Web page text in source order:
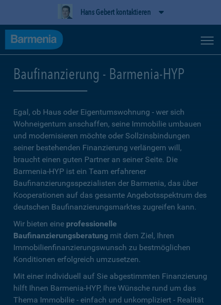
Hans Gebert kontaktieren
Baufinanzierung - Barmenia-HYP
Egal, ob Haus oder Eigentumswohnung - wer sich
Wohneigentum anschaffen, seine Immobilie umbauen
und modernisieren möchte oder Sollzinsbindungen
seiner bestehenden Finanzierung verlängern will,
braucht einen guten Partner an seiner Seite. Die
Barmenia-HYP ist ein Team erfahrener
Baufinanzierungsspezialisten der Barmenia, das über
Kooperationen auf das gesamte Angebotsspektrum des
deutschen Baufinanzierungsmarktes zugreifen kann.
Wir bieten eine professionelle
Baufinanzierungsberatung mit dem Ziel, Ihren
Immobilienfinanzierungswunsch zu bestmöglichen
Konditionen erfolgreich umzusetzen.
Mit einer individuell auf Sie abgestimmten Finanzierung
hilft Ihnen Barmenia-HYP, Ihre Wünsche rund um das
Thema Immobilie - einfach und unkompliziert - Realität